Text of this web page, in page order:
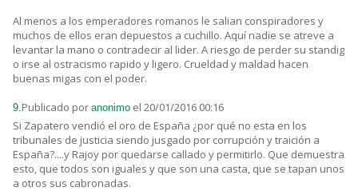
Al menos a los emperadores romanos le salian conspiradores y
muchos de ellos eran depuestos a cuchillo. Aquí nadie se atreve a
levantar la mano o contradecir al lider. A riesgo de perder su standig
o irse al ostracismo rapido y ligero. Crueldad y maldad hacen
buenas migas con el poder.
9. Publicado por anonimo el 20/01/2016 00:16
Si Zapatero vendió el oro de España ¿por qué no esta en los
tribunales de justicia siendo jusgado por corrupción y traición a
España?....y Rajoy por quedarse callado y permitirlo. Que demuestra
esto, que todos son iguales y que son una casta, que se tapan unos
a otros sus cabronadas.